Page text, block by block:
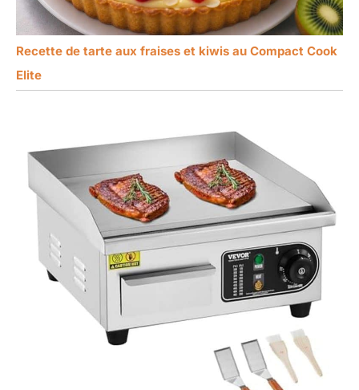
Recette de tarte aux fraises et kiwis au Compact Cook
Elite